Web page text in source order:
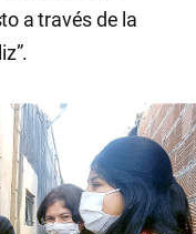
a través de la